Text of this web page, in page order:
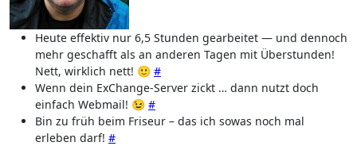
Heute effektiv nur 6,5 Stunden gearbeitet — und dennoch
mehr geschafft als an anderen Tagen mit Überstunden!
Nett, wirklich nett! 🙂 #
Wenn dein ExChange-Server zickt … dann nutzt doch
einfach Webmail! 😉 #
Bin zu früh beim Friseur – das ich sowas noch mal
erleben darf! #